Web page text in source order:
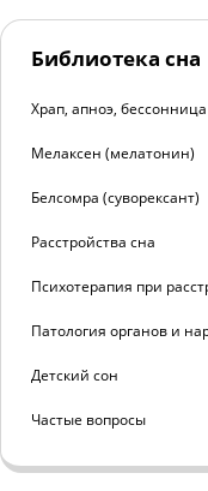
Библиотека сна
Храп, апноэ, бессонница
Мелаксен (мелатонин)
Белсомра (суворексант)
Расстройства сна
Психотерапия при
Патология органов и
Детский сон
Частые вопросы